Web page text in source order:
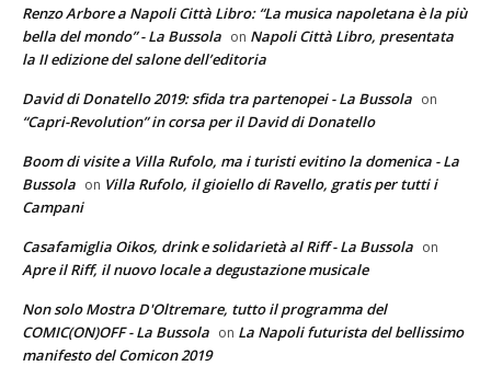
Renzo Arbore a Napoli Città Libro: “La musica napoletana è la più
bella del mondo” - La Bussola on Napoli Città Libro, presentata
la II edizione del salone dell’editoria
David di Donatello 2019: sfida tra partenopei - La Bussola on
“Capri-Revolution” in corsa per il David di Donatello
Boom di visite a Villa Rufolo, ma i turisti evitino la domenica - La
Bussola on Villa Rufolo, il gioiello di Ravello, gratis per tutti i
Campani
Casafamiglia Oikos, drink e solidarietà al Riff - La Bussola on
Apre il Riff, il nuovo locale a degustazione musicale
Non solo Mostra D'Oltremare, tutto il programma del
COMIC(ON)OFF - La Bussola on La Napoli futurista del bellissimo
manifesto del Comicon 2019